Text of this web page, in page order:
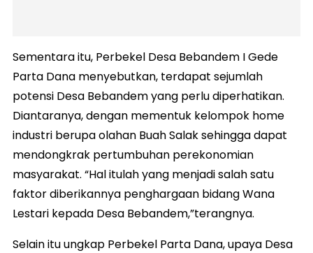
Sementara itu, Perbekel Desa Bebandem I Gede
Parta Dana menyebutkan, terdapat sejumlah
potensi Desa Bebandem yang perlu diperhatikan.
Diantaranya, dengan mementuk kelompok home
industri berupa olahan Buah Salak sehingga dapat
mendongkrak pertumbuhan perekonomian
masyarakat. “Hal itulah yang menjadi salah satu
faktor diberikannya penghargaan bidang Wana
Lestari kepada Desa Bebandem,”terangnya.
Selain itu ungkap Perbekel Parta Dana, upaya Desa